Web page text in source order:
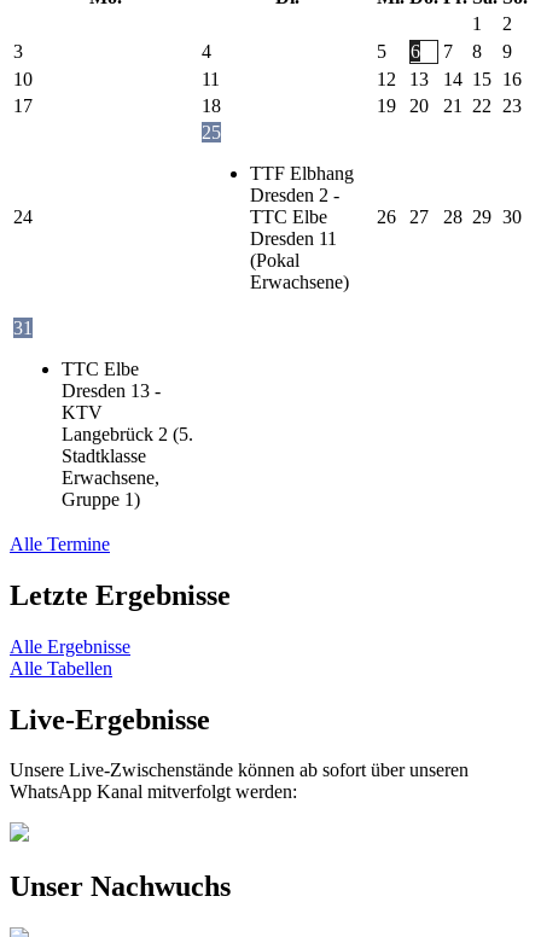
1
2
3
4 5 6 7 8
9
10
11 12 13 14 15 16
17
18 19 20 21 22 23
24
25
TTF Elbhang
Dresden 2 -
TTC Elbe
Dresden 11
(Pokal
Erwachsene)
26 27 28 29 30
31
TTC Elbe
Dresden 13 -
KTV
Langebrück 2 (5.
Stadtklasse
Erwachsene,
Gruppe 1)
Alle Termine
Letzte Ergebnisse
Alle Ergebnisse
Alle Tabellen
Live-Ergebnisse
Unsere Live-Zwischenstände können ab sofort über unseren
WhatsApp Kanal mitverfolgt werden:
Unser Nachwuchs